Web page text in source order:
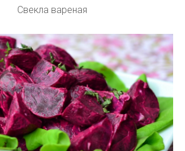
Свекла вареная